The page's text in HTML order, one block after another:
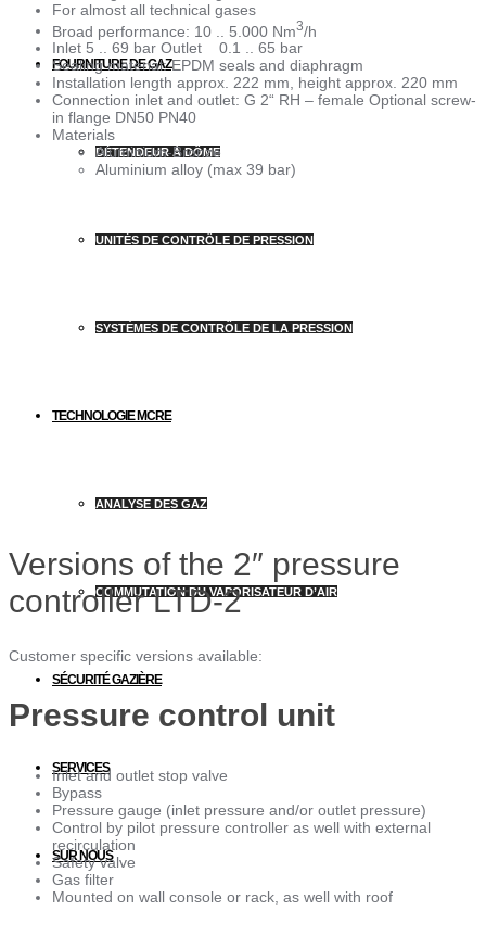
FOURNITURE DE GAZ
DÉTENDEUR À DÔME
UNITÉS DE CONTRÔLE DE PRESSION
SYSTÈMES DE CONTRÔLE DE LA PRESSION
TECHNOLOGIE MCRE
ANALYSE DES GAZ
COMMUTATION DU VAPORISATEUR D’AIR
SÉCURITÉ GAZIÈRE
SERVICES
SUR NOUS
For almost all technical gases
Broad performance: 10 .. 5.000 Nm3/h
Inlet 5 .. 69 bar Outlet 0.1 .. 65 bar
Sealing material: EPDM seals and diaphragm
Installation length approx. 222 mm, height approx. 220 mm
Connection inlet and outlet: G 2“ RH – female Optional screw-
in flange DN50 PN40
Materials
Aluminium-Bronze
Aluminium alloy (max 39 bar)
Versions of the 2″ pressure
controller LTD-2
Customer specific versions available:
Pressure control unit
Inlet and outlet stop valve
Bypass
Pressure gauge (inlet pressure and/or outlet pressure)
Control by pilot pressure controller as well with external
recirculation
Safety valve
Gas filter
Mounted on wall console or rack, as well with roof